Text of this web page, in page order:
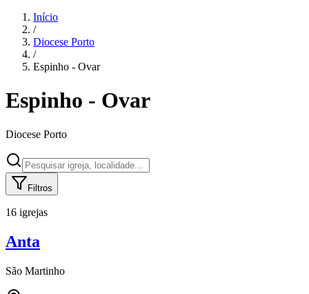
Início
/
Diocese Porto
/
Espinho - Ovar
Espinho - Ovar
Diocese Porto
Filtros
16 igrejas
Anta
São Martinho